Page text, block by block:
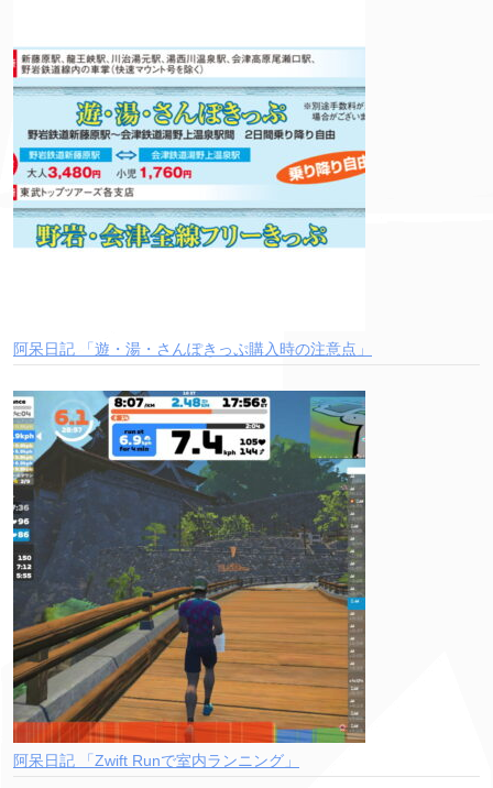
阿呆日記 「遊・湯・さんぽきっぷ購入時の注意点」
阿呆日記 「Zwift Runで室内ランニング」